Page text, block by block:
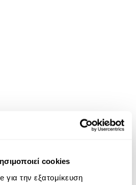
cookies
για την εξατομίκευση